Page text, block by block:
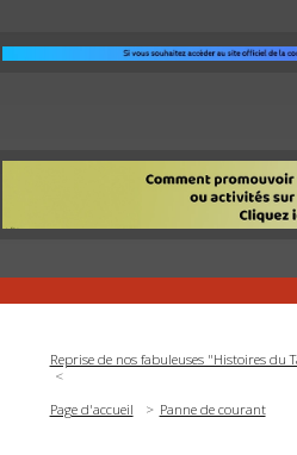
Reprise de nos fabuleuses "Histoires du
Page d'accueil Panne de courant